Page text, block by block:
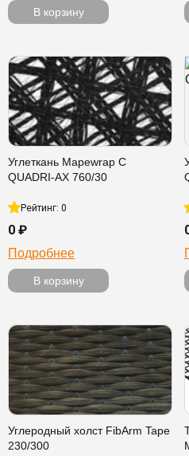
В корзину
Углеткань Mapewrap C
QUADRI-AX 760/30
Рейтинг: 0
0 ₽
Подробнее
В корзину
Углеродный холст FibArm Tape
230/300